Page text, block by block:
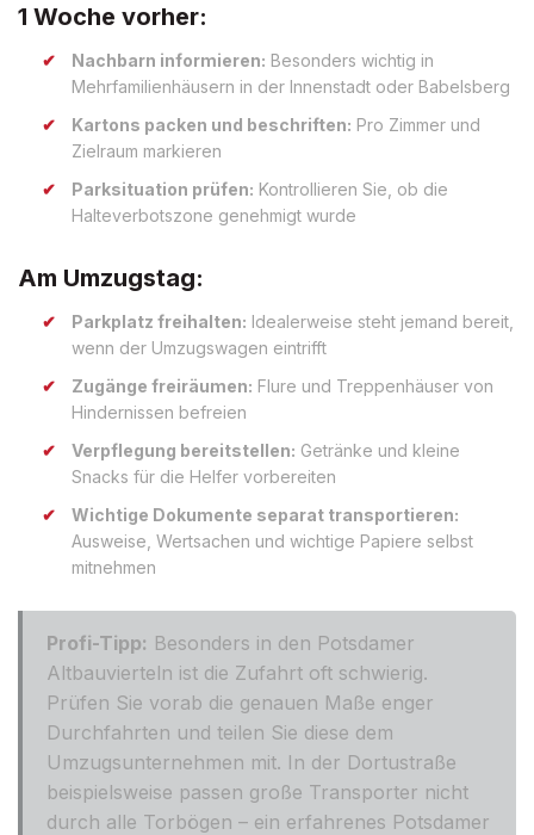
1 Woche vorher:
Nachbarn informieren: Besonders wichtig in
Mehrfamilienhäusern in der Innenstadt oder Babelsberg
Kartons packen und beschriften: Pro Zimmer und
Zielraum markieren
Parksituation prüfen: Kontrollieren Sie, ob die
Halteverbotszone genehmigt wurde
Am Umzugstag:
Parkplatz freihalten: Idealerweise steht jemand bereit,
wenn der Umzugswagen eintrifft
Zugänge freiräumen: Flure und Treppenhäuser von
Hindernissen befreien
Verpflegung bereitstellen: Getränke und kleine
Snacks für die Helfer vorbereiten
Wichtige Dokumente separat transportieren:
Ausweise, Wertsachen und wichtige Papiere selbst
mitnehmen
Profi-Tipp: Besonders in den Potsdamer
Altbauvierteln ist die Zufahrt oft schwierig.
Prüfen Sie vorab die genauen Maße enger
Durchfahrten und teilen Sie diese dem
Umzugsunternehmen mit. In der Dortustraße
beispielsweise passen große Transporter nicht
durch alle Torbögen – ein erfahrenes Potsdamer